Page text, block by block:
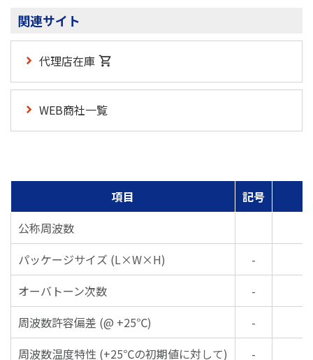
関連サイト
代理店在庫
WEB商社一覧
項目
記号
公称周波数
パッケージサイズ (L×W×H)
-
オーバトーン次数
-
周波数許容偏差 (@ +25℃)
-
周波数温度特性 (+25℃の初期値に対して)
-